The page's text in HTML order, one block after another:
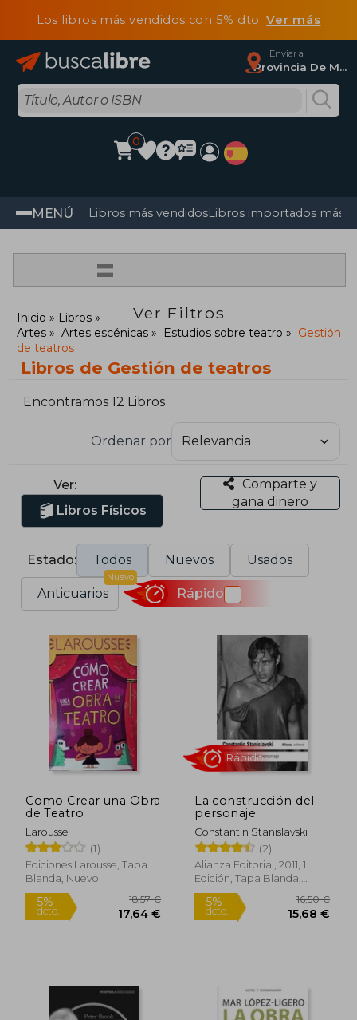
Los libros más vendidos con 5% dtoVer más
Enviar a
Provincia De Madrid
0
MENÚ Libros más vendidosLibros importados más
=
Ver Filtros
Inicio
Libros
Artes
Artes escénicas Estudios sobre teatro
Gestión
de teatros
Libros de Gestión de teatros
Encontramos 12 Libros
Ordenar por
Ver:
Libros Físicos
Comparte y
gana dinero
Estado: Todos Nuevos Usados
Anticuarios
Nuevo
Rápido
Como Crear una Obra
de Teatro
Larousse
(1)
Ediciones Larousse, Tapa
Blanda, Nuevo
dcto.
La construcción del
personaje
Constantin Stanislavski
(2)
Alianza Editorial, 2011, 1
Edición, Tapa Blanda,
Nuevo
5%
dcto.
Rápido